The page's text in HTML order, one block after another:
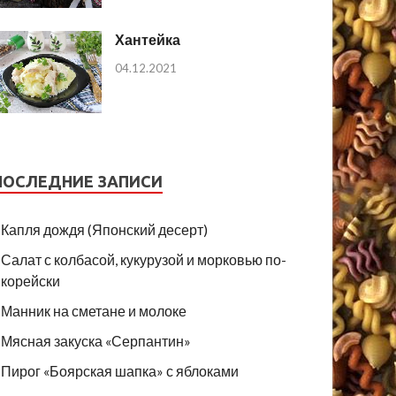
Хантейка
04.12.2021
ЗАПИСИ
Капля дождя (Японский десерт)
Салат с колбасой, кукурузой и морковью по-
корейски
Манник на сметане и молоке
Мясная закуска «Серпантин»
Пирог «Боярская шапка» с яблоками